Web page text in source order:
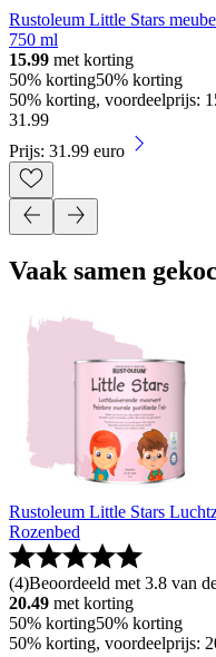
Rustoleum Little Stars
750 ml
15.99 met korting
50% korting50% korting
50% korting, voordeelprijs:
31 .99
Prijs: 31.99 euro
Vaak samen
Rustoleum Little Stars
Rozenbed
(4)Beoordeeld met 3.8 van
20.49 met korting
50% korting50% korting
50% korting, voordeelprijs: